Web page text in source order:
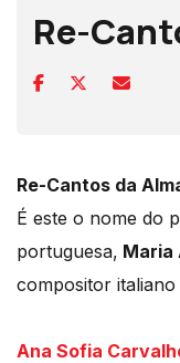
Re-
Re-Cantos da
É este o nome do
portuguesa, Maria
compositor italiano
Ana Sofia